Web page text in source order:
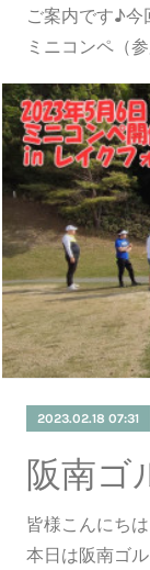
ご案内です♪今
ミニコンペ（
2023.02.18 07:31
皆様こんにち
本日は阪南ゴ